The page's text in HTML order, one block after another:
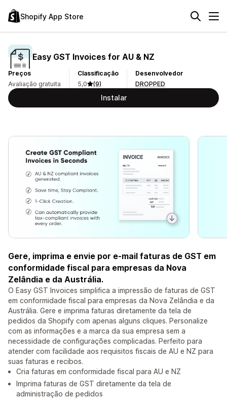
Shopify App Store
Easy GST Invoices for AU & NZ
Preços
Avaliação gratuita
Classificação
5,0
(9)
Desenvolvedor
DROPPED
Instalar
Gere, imprima e envie por e-mail faturas de GST em
conformidade fiscal para empresas da Nova
Zelândia e da Austrália.
O Easy GST Invoices simplifica a impressão de faturas de GST
em conformidade fiscal para empresas da Nova Zelândia e da
Austrália. Gere e imprima faturas diretamente da tela de
pedidos da Shopify com apenas alguns cliques. Personalize
com as informações e a marca da sua empresa sem a
necessidade de configurações complicadas. Perfeito para
atender com facilidade aos requisitos fiscais de AU e NZ para
suas faturas e recibos.
Cria faturas em conformidade fiscal para AU e NZ
Imprima faturas de GST diretamente da tela de
administração de pedidos